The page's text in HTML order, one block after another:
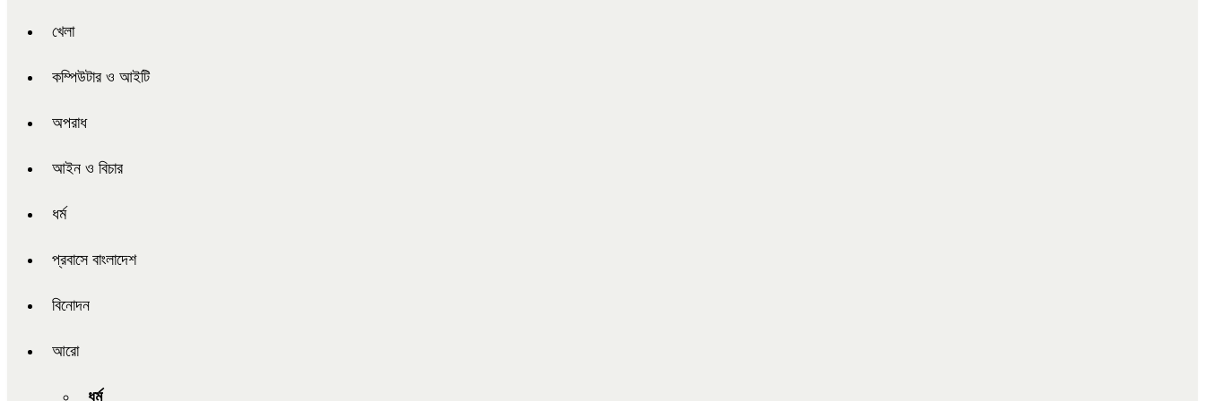
খেলা
কম্পিউটার ও আইটি
অপরাধ
আইন ও বিচার
ধর্ম
প্রবাসে বাংলাদেশ
বিনোদন
আরো
ধর্ম